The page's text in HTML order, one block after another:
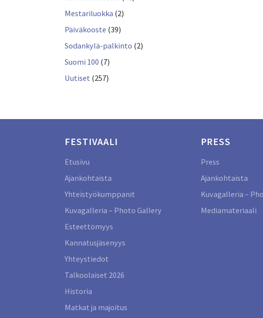
Mestariluokka (2)
Päiväkooste (39)
Sodankylä-palkinto (2)
Suomi 100 (7)
Uutiset (257)
FESTIVAALI
Etusivu
Ajankohtaista
Yhteistyökumppanit
Kuvagalleria – Photo Gallery
Esteettömyys
Kannatusjäsenyys
Yhteystiedot
Talkoolaiset 2026
Historia
Matkat ja majoitus
PRESS
Press
Ajankohtaista
Kuvagalleria –
Mediamateriaali